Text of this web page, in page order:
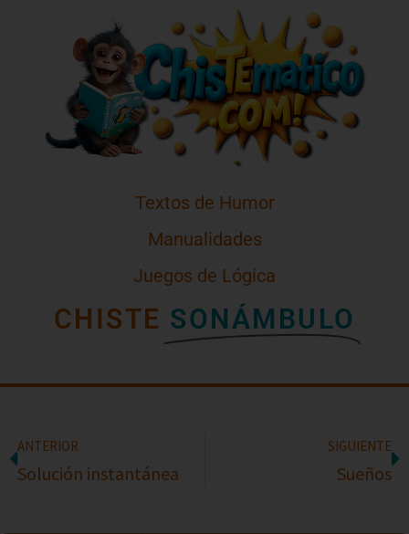
Textos de Humor
Manualidades
Juegos de Lógica
CHISTE SONÁMBULO
ANTERIOR
Solución instantánea
SIGUIENTE
Sueños